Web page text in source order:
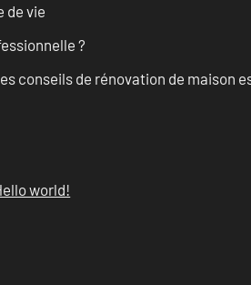
de vie
?
conseils de rénovation de maison
world!